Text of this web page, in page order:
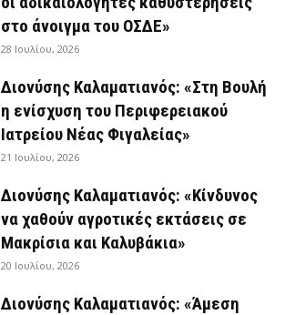
στο άνοιγμα του ΟΣΔΕ»
28 Ιουλίου, 2026
Διονύσης Καλαματιανός: «Στη Βουλή
η ενίσχυση του Περιφερειακού
Ιατρείου Νέας Φιγαλείας»
21 Ιουλίου, 2026
Διονύσης Καλαματιανός: «Κίνδυνος
να χαθούν αγροτικές εκτάσεις σε
Μακρίσια και Καλυβάκια»
20 Ιουλίου, 2026
Διονύσης Καλαματιανός: «Άμεση